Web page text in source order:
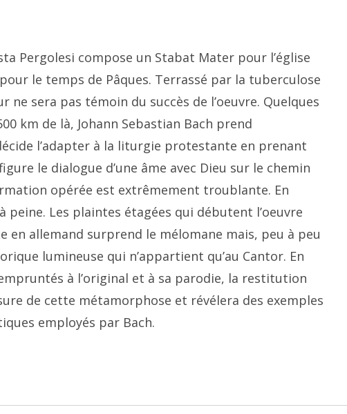
Pergolesi compose un Stabat Mater pour l’église
le temps de Pâques. Terrassé par la tuberculose
ne sera pas témoin du succès de l’oeuvre. Quelques
km de là, Johann Sebastian Bach prend
l’adapter à la liturgie protestante en prenant
le dialogue d’une âme avec Dieu sur le chemin
opérée est extrêmement troublante. En
peine. Les plaintes étagées qui débutent l’oeuvre
en allemand surprend le mélomane mais, peu à peu
lumineuse qui n’appartient qu’au Cantor. En
à l’original et à sa parodie, la restitution
de cette métamorphose et révélera des exemples
employés par Bach.